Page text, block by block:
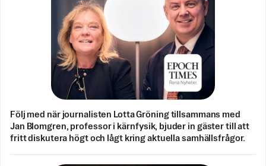
Följ med när journalisten Lotta Gröning tillsammans med
Jan Blomgren, professor i kärnfysik, bjuder in gäster till att
fritt diskutera högt och lågt kring aktuella samhällsfrågor.